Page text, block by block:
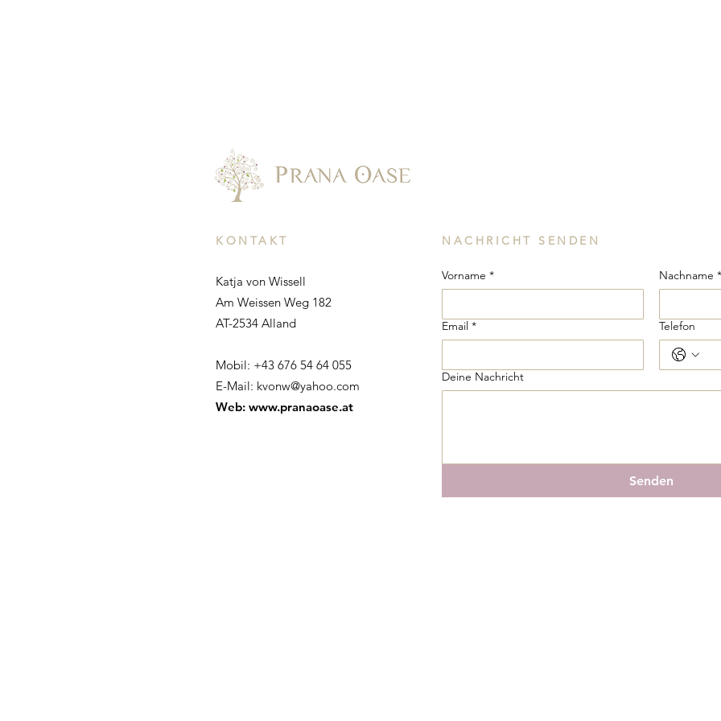
KONTAKT
Katja von Wissell
Am Weissen Weg 182
AT-2534 Alland
Mobil: +43 676 54 64 055
E-Mail: kvonw@yahoo.com
Web: www.pranaoase.at
NACHRICHT SENDEN
Vorname * Nachname *
Email * Telefon
Deine Nachricht
Senden